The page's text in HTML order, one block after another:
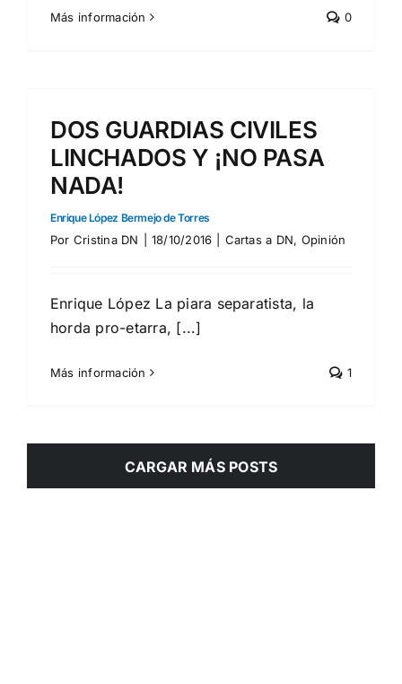
Más información 0
DOS GUARDIAS CIVILES
LINCHADOS Y ¡NO PASA
NADA!
Enrique López Bermejo de Torres
Por Cristina DN 18/10/2016 Cartas a DN, Opinión
Enrique López La piara separatista, la
horda pro-etarra, [...]
Más información 1
CARGAR MÁS POSTS